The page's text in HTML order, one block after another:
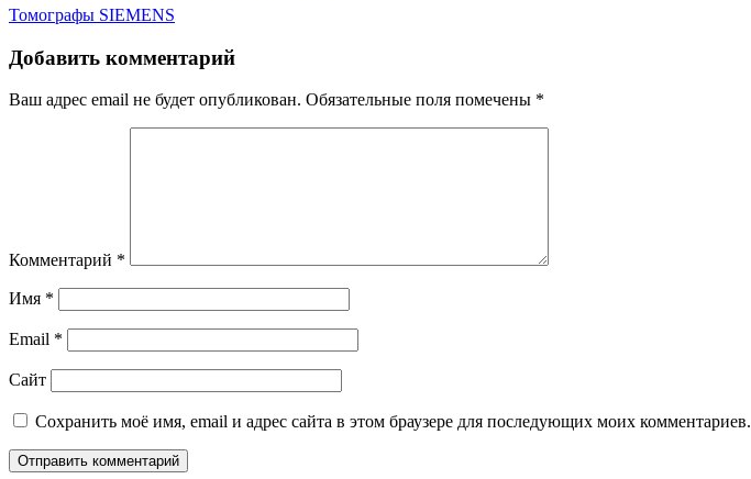
Навигация
по
записям
Томографы SIEMENS
Добавить комментарий
Ваш адрес email не будет опубликован. Обязательные поля помечены *
Комментарий *
Имя *
Email *
Сайт
Сохранить моё имя, email и адрес сайта в этом браузере для последующих моих комментариев.